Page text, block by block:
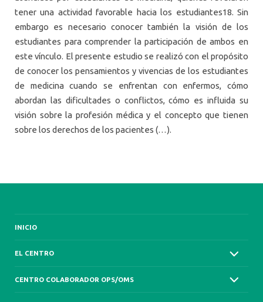
tener una actividad favorable hacia los estudiantes18. Sin
embargo es necesario conocer también la visión de los
estudiantes para comprender la participación de ambos en
este vínculo. El presente estudio se realizó con el propósito
de conocer los pensamientos y vivencias de los estudiantes
de medicina cuando se enfrentan con enfermos, cómo
abordan las dificultades o conflictos, cómo es influida su
visión sobre la profesión médica y el concepto que tienen
sobre los derechos de los pacientes (…).
INICIO
EL CENTRO
CENTRO COLABORADOR OPS/OMS